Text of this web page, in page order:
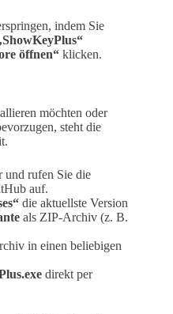
indem Sie
öffnen“ klicken.
möchten oder
steht die
und rufen Sie die
auf.
die aktuellste Version
als ZIP-Archiv (z. B.
in einen beliebigen
direkt per